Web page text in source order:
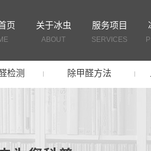
页 关于冰虫
ABOUT
服务项目
SERVICES
检测 除甲醛方法